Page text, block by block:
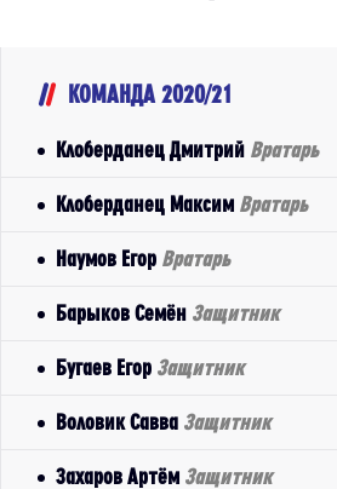
КОМАНДА 2020/21
Клоберданец Дмитрий Вратарь
Клоберданец Максим Вратарь
Наумов Егор Вратарь
Барыков Семён Защитник
Бугаев Егор Защитник
Воловик Савва Защитник
Захаров Артём Защитник